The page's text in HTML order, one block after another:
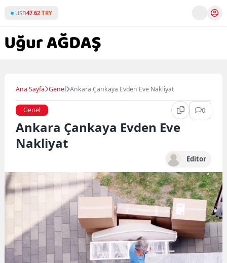
content
USD47.62 TRY
Ana Sayfa Genel Ankara Çankaya Evden Eve Nakliyat
Genel 0
Ankara Çankaya Evden Eve
Nakliyat
Editor